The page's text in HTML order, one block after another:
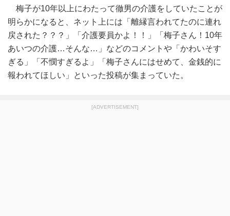
梅子が10年以上にわたって徹男の介護をしていたことが
明らかになると、ネット上には「離縁言われてたのに連れ
戻された？？？」「介護要員かよ！！」「梅子さん！10年
あいつの介護…そんな…」などのコメントや「かわいそす
ぎる」「不憫すぎるよ」「梅子さんにはせめて、金銭的に
報われてほしい」といった投稿が集まっていた。
[ADVERTISEMENT]